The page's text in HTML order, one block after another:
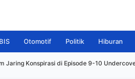
Otomotif Politik Hiburan
Jaring Konspirasi di Episode 9-10